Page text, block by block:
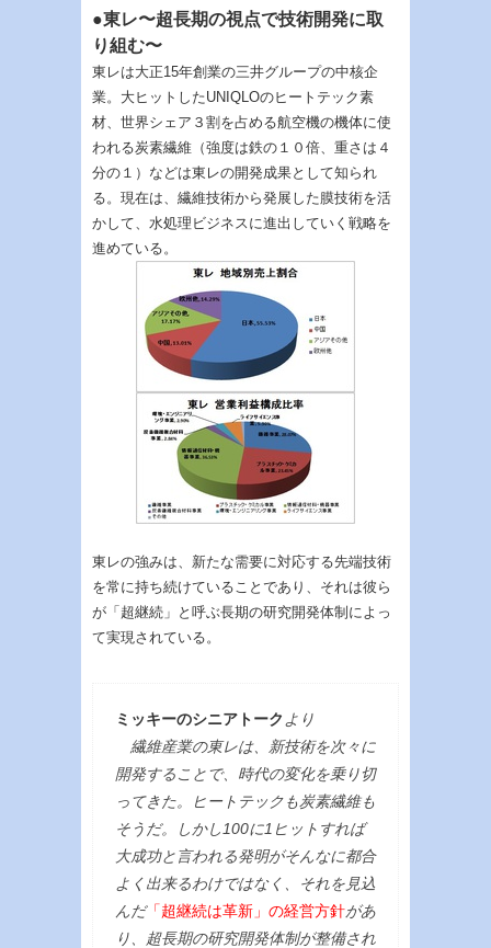
●東レ〜超長期の視点で技術開発に取
り組む〜
東レは大正15年創業の三井グループの中核企
業。大ヒットしたUNIQLOのヒートテック素
材、世界シェア３割を占める航空機の機体に使
われる炭素繊維（強度は鉄の１０倍、重さは４
分の１）などは東レの開発成果として知られ
る。現在は、繊維技術から発展した膜技術を活
かして、水処理ビジネスに進出していく戦略を
進めている。
東レの強みは、新たな需要に対応する先端技術
を常に持ち続けていることであり、それは彼ら
が「超継続」と呼ぶ長期の研究開発体制によっ
て実現されている。
ミッキーのシニアトーク より
繊維産業の東レは、新技術を次々に
開発することで、時代の変化を乗り切
ってきた。ヒートテックも炭素繊維も
そうだ。しかし100に1ヒットすれば
大成功と言われる発明がそんなに都合
よく出来るわけではなく、それを見込
んだ「超継続は革新」の経営方針があ
り、超長期の研究開発体制が整備され